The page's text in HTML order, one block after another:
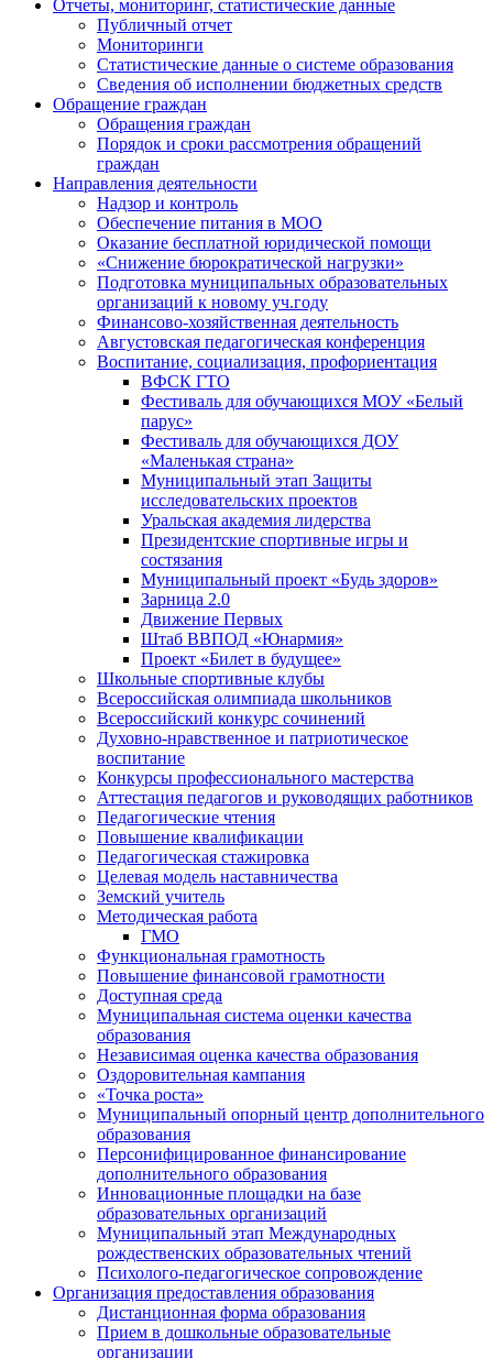
Отчеты, мониторинг, статистические данные
Публичный отчет
Мониторинги
Статистические данные о системе образования
Сведения об исполнении бюджетных средств
Обращение граждан
Обращения граждан
Порядок и сроки рассмотрения обращений
граждан
Направления деятельности
Надзор и контроль
Обеспечение питания в МОО
Оказание бесплатной юридической помощи
«Снижение бюрократической нагрузки»
Подготовка муниципальных образовательных
организаций к новому уч.году
Финансово-хозяйственная деятельность
Августовская педагогическая конференция
Воспитание, социализация, профориентация
ВФСК ГТО
Фестиваль для обучающихся МОУ «Белый
парус»
Фестиваль для обучающихся ДОУ
«Маленькая страна»
Муниципальный этап Защиты
исследовательских проектов
Уральская академия лидерства
Президентские спортивные игры и
состязания
Муниципальный проект «Будь здоров»
Зарница 2.0
Движение Первых
Штаб ВВПОД «Юнармия»
Проект «Билет в будущее»
Школьные спортивные клубы
Всероссийская олимпиада школьников
Всероссийский конкурс сочинений
Духовно-нравственное и патриотическое
воспитание
Конкурсы профессионального мастерства
Аттестация педагогов и руководящих работников
Педагогические чтения
Повышение квалификации
Педагогическая стажировка
Целевая модель наставничества
Земский учитель
Методическая работа
ГМО
Функциональная грамотность
Повышение финансовой грамотности
Доступная среда
Муниципальная система оценки качества
образования
Независимая оценка качества образования
Оздоровительная кампания
«Точка роста»
Муниципальный опорный центр дополнительного
образования
Персонифицированное финансирование
дополнительного образования
Инновационные площадки на базе
образовательных организаций
Муниципальный этап Международных
рождественских образовательных чтений
Психолого-педагогическое сопровождение
Организация предоставления образования
Дистанционная форма образования
Прием в дошкольные образовательные
организации